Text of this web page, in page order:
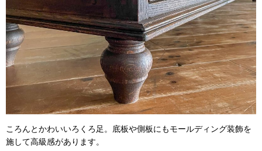
ころんとかわいいろくろ足。底板や側板にもモールディング装飾を
施して高級感があります。